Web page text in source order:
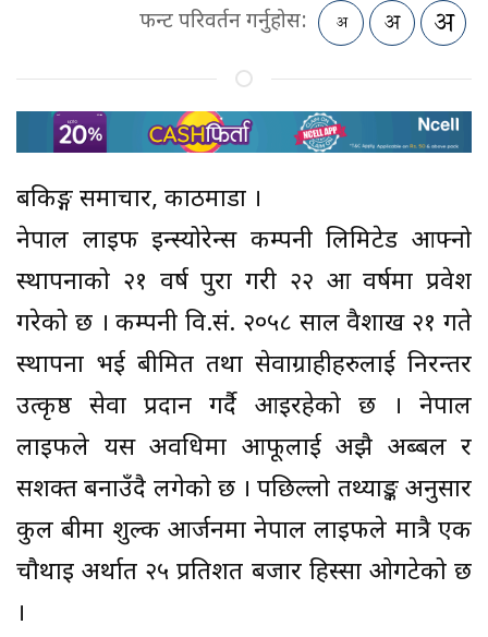
फन्ट परिवर्तन गर्नुहोस:
बैंकिङ्ग समाचार, काठमाडौं ।
नेपाल लाइफ इन्स्योरेन्स कम्पनी लिमिटेड आफ्नो
स्थापनाको २१ वर्ष पुरा गरी २२ औं वर्षमा प्रवेश
गरेको छ । कम्पनी वि.सं. २०५८ साल वैशाख २१ गते
स्थापना भई बीमित तथा सेवाग्राहीहरुलाई निरन्तर
उत्कृष्ठ सेवा प्रदान गर्दै आइरहेको छ । नेपाल
लाइफले यस अवधिमा आफूलाई अझै अब्बल र
सशक्त बनाउँदै लगेको छ । पछिल्लो तथ्याङ्क अनुसार
कुल बीमा शुल्क आर्जनमा नेपाल लाइफले मात्रै एक
चौथाइ अर्थात २५ प्रतिशत बजार हिस्सा ओगटेको छ
।